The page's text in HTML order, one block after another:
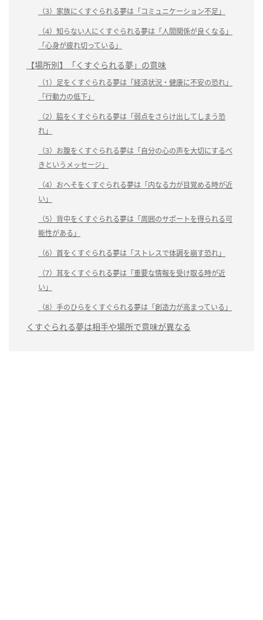
（3）家族にくすぐられる夢は「コミュニケーション不足」
（4）知らない人にくすぐられる夢は「人間関係が良くなる」
「心身が疲れ切っている」
【場所別】「くすぐられる夢」の意味
（1）足をくすぐられる夢は「経済状況・健康に不安の恐れ」
「行動力の低下」
（2）脇をくすぐられる夢は「弱点をさらけ出してしまう恐
れ」
（3）お腹をくすぐられる夢は「自分の心の声を大切にするべ
きというメッセージ」
（4）おへそをくすぐられる夢は「内なる力が目覚める時が近
い」
（5）背中をくすぐられる夢は「周囲のサポートを得られる可
能性がある」
（6）首をくすぐられる夢は「ストレスで体調を崩す恐れ」
（7）耳をくすぐられる夢は「重要な情報を受け取る時が近
い」
（8）手のひらをくすぐられる夢は「創造力が高まっている」
くすぐられる夢は相手や場所で意味が異なる